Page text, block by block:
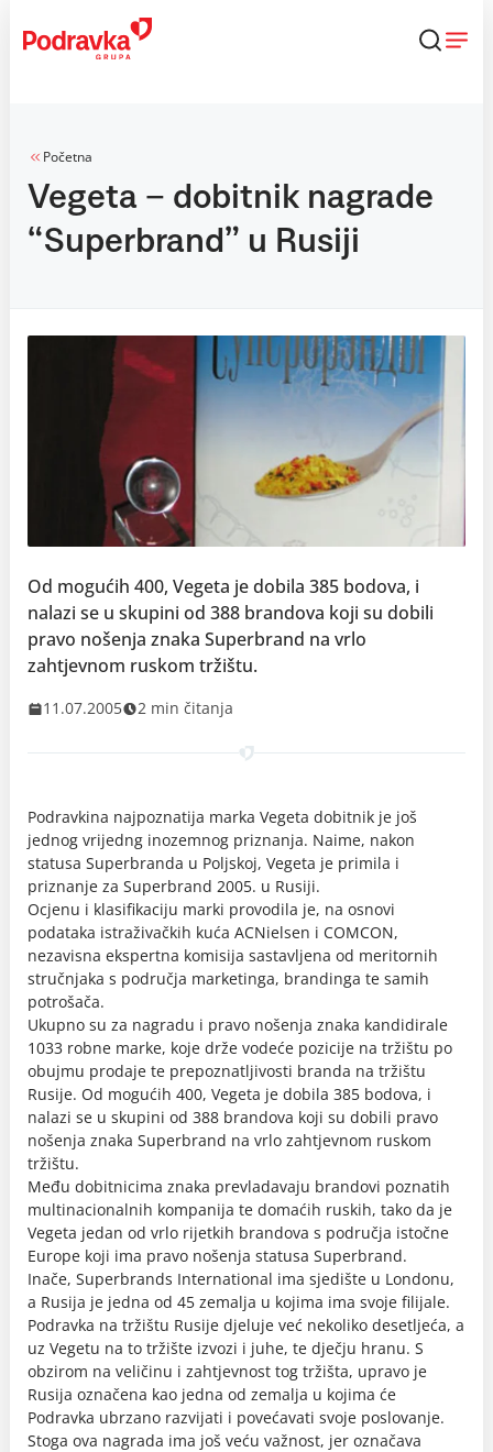
content
Početna
Vegeta – dobitnik nagrade
“Superbrand” u Rusiji
Od mogućih 400, Vegeta je dobila 385 bodova, i
nalazi se u skupini od 388 brandova koji su dobili
pravo nošenja znaka Superbrand na vrlo
zahtjevnom ruskom tržištu.
11.07.2005 2 min čitanja
Podravkina najpoznatija marka Vegeta dobitnik je još
jednog vrijedng inozemnog priznanja. Naime, nakon
statusa Superbranda u Poljskoj, Vegeta je primila i
priznanje za Superbrand 2005. u Rusiji.
Ocjenu i klasifikaciju marki provodila je, na osnovi
podataka istraživačkih kuća ACNielsen i COMCON,
nezavisna ekspertna komisija sastavljena od meritornih
stručnjaka s područja marketinga, brandinga te samih
potrošača.
Ukupno su za nagradu i pravo nošenja znaka kandidirale
1033 robne marke, koje drže vodeće pozicije na tržištu po
obujmu prodaje te prepoznatljivosti branda na tržištu
Rusije. Od mogućih 400, Vegeta je dobila 385 bodova, i
nalazi se u skupini od 388 brandova koji su dobili pravo
nošenja znaka Superbrand na vrlo zahtjevnom ruskom
tržištu.
Među dobitnicima znaka prevladavaju brandovi poznatih
multinacionalnih kompanija te domaćih ruskih, tako da je
Vegeta jedan od vrlo rijetkih brandova s područja istočne
Europe koji ima pravo nošenja statusa Superbrand.
Inače, Superbrands International ima sjedište u Londonu,
a Rusija je jedna od 45 zemalja u kojima ima svoje filijale.
Podravka na tržištu Rusije djeluje već nekoliko desetljeća, a
uz Vegetu na to tržište izvozi i juhe, te dječju hranu. S
obzirom na veličinu i zahtjevnost tog tržišta, upravo je
Rusija označena kao jedna od zemalja u kojima će
Podravka ubrzano razvijati i povećavati svoje poslovanje.
Stoga ova nagrada ima još veću važnost, jer označava